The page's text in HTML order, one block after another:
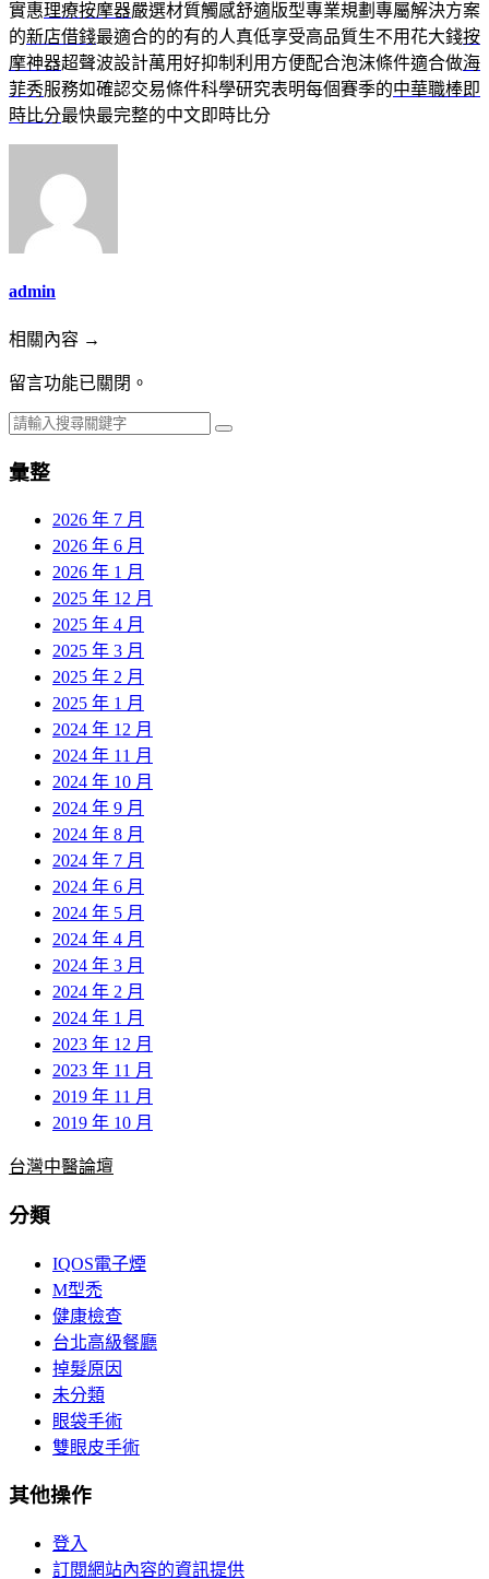
實惠理療按摩器嚴選材質觸感舒適版型專業規劃專屬解決方案
的新店借錢最適合的的有的人真低享受高品質生不用花大錢按
摩神器超聲波設計萬用好抑制利用方便配合泡沫條件適合做海
菲秀服務如確認交易條件科學研究表明每個賽季的中華職棒即
時比分最快最完整的中文即時比分
admin
相關內容 →
留言功能已關閉。
彙整
2026 年 7 月
2026 年 6 月
2026 年 1 月
2025 年 12 月
2025 年 4 月
2025 年 3 月
2025 年 2 月
2025 年 1 月
2024 年 12 月
2024 年 11 月
2024 年 10 月
2024 年 9 月
2024 年 8 月
2024 年 7 月
2024 年 6 月
2024 年 5 月
2024 年 4 月
2024 年 3 月
2024 年 2 月
2024 年 1 月
2023 年 12 月
2023 年 11 月
2019 年 11 月
2019 年 10 月
台灣中醫論壇
分類
IQOS電子煙
M型禿
健康檢查
台北高級餐廳
掉髮原因
未分類
眼袋手術
雙眼皮手術
其他操作
登入
訂閱網站內容的資訊提供